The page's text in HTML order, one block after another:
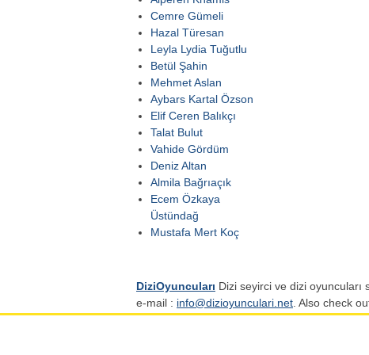
Cemre Gümeli
Hazal Türesan
Leyla Lydia Tuğutlu
Betül Şahin
Mehmet Aslan
Aybars Kartal Özson
Elif Ceren Balıkçı
Talat Bulut
Vahide Gördüm
Deniz Altan
Almila Bağrıaçık
Ecem Özkaya
Üstündağ
Mustafa Mert Koç
DiziOyuncuları Dizi seyirci ve dizi oyuncuları
e-mail : info@dizioyunculari.net . Also check